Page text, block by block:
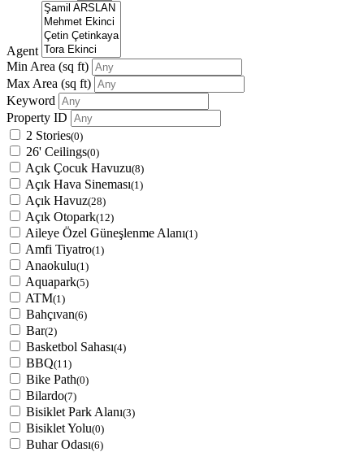
Agent
Min Area (sq ft)
Max Area (sq ft)
Keyword
Property ID
2 Stories(0)
26' Ceilings(0)
Açık Çocuk Havuzu(8)
Açık Hava Sineması(1)
Açık Havuz(28)
Açık Otopark(12)
Aileye Özel Güneşlenme Alanı(1)
Amfi Tiyatro(1)
Anaokulu(1)
Aquapark(5)
ATM(1)
Bahçıvan(6)
Bar(2)
Basketbol Sahası(4)
BBQ(11)
Bike Path(0)
Bilardo(7)
Bisiklet Park Alanı(3)
Bisiklet Yolu(0)
Buhar Odası(6)